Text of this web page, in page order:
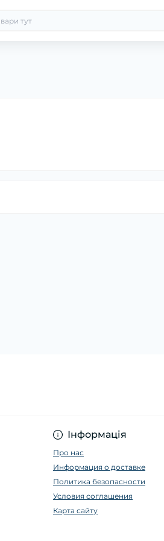
Інформація
Про нас
Информация о доставке
Политика безопасности
Условия соглашения
Карта сайту